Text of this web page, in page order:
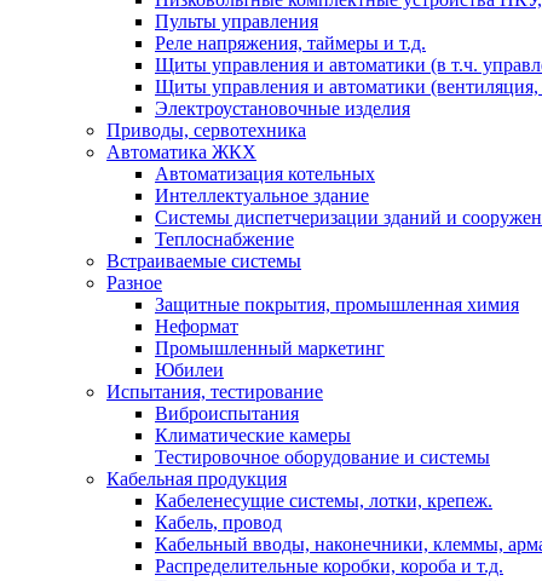
Пульты управления
Реле напряжения, таймеры и т.д.
Щиты управления и автоматики (в т.ч.
Щиты управления и автоматики (вентиляция,
Электроустановочные изделия
Приводы, сервотехника
Автоматика ЖКХ
Автоматизация котельных
Интеллектуальное здание
Системы диспетчеризации зданий и
Теплоснабжение
Встраиваемые системы
Разное
Защитные покрытия, промышленная химия
Неформат
Промышленный маркетинг
Юбилеи
Испытания, тестирование
Виброиспытания
Климатические камеры
Тестировочное оборудование и системы
Кабельная продукция
Кабеленесущие системы, лотки, крепеж.
Кабель, провод
Кабельный вводы, наконечники, клеммы,
Распределительные коробки, короба и т.д.